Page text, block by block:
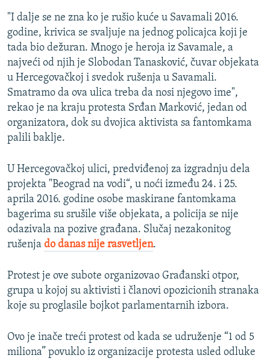
"I dalje se ne zna ko je rušio kuće u Savamali 2016.
godine, krivica se svaljuje na jednog policajca koji je
tada bio dežuran. Mnogo je heroja iz Savamale, a
najveći od njih je Slobodan Tanasković, čuvar objekata
u Hercegovačkoj i svedok rušenja u Savamali.
Smatramo da ova ulica treba da nosi njegovo ime",
rekao je na kraju protesta Srđan Marković, jedan od
organizatora, dok su dvojica aktivista sa fantomkama
palili baklje.
U Hercegovačkoj ulici, predviđenoj za izgradnju dela
projekta "Beograd na vodi“, u noći između 24. i 25.
aprila 2016. godine osobe maskirane fantomkama
bagerima su srušile više objekata, a policija se nije
odazivala na pozive građana. Slučaj nezakonitog
rušenja do danas nije rasvetljen.
Protest je ove subote organizovao Građanski otpor,
grupa u kojoj su aktivisti i članovi opozicionih stranaka
koje su proglasile bojkot parlamentarnih izbora.
Ovo je inače treći protest od kada se udruženje “1 od 5
miliona” povuklo iz organizacije protesta usled odluke